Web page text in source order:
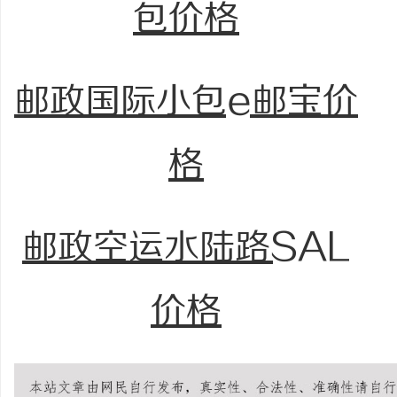
包价格
邮政国际小包e邮宝价
格
邮政空运水陆路SAL
价格